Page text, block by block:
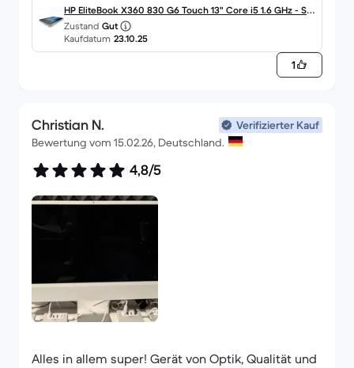
HP EliteBook X360 830 G6 Touch 13" Core i5 1.6 GHz - SS
D 256 GB - 16GB QWERTY - Schwedisch
Zustand Gut
Kaufdatum 23.10.25
1
Christian N.
Verifizierter Kauf
Bewertung vom 15.02.26, Deutschland.
4,8/5
Alles in allem super! Gerät von Optik, Qualität und